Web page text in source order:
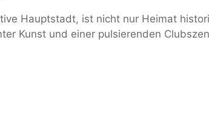
Hauptstadt, ist nicht nur Heimat
Kunst und einer pulsierenden